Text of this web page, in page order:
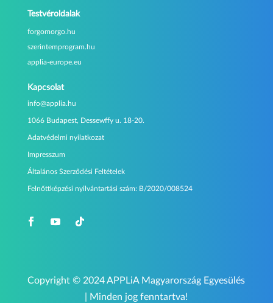
Testvéroldalak
forgomorgo.hu
szerintemprogram.hu
applia-europe.eu
Kapcsolat
info@applia.hu
1066 Budapest, Dessewffy u. 18-20.
Adatvédelmi nyilatkozat
Impresszum
Általános Szerződési Feltételek
Felnőttképzési nyilvántartási szám:B/2020/008524
Copyright © 2024 APPLiA Magyarország Egyesülés
| Minden jog fenntartva!